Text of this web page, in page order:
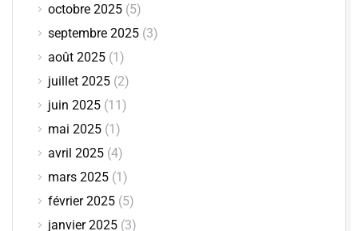
octobre 2025 (5)
septembre 2025 (3)
août 2025 (1)
juillet 2025 (2)
juin 2025 (11)
mai 2025 (1)
avril 2025 (4)
mars 2025 (1)
février 2025 (5)
janvier 2025 (3)